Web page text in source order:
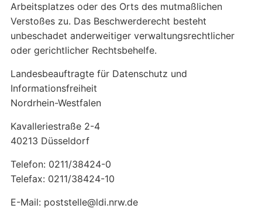
Arbeitsplatzes oder des Orts des mutmaßlichen
Verstoßes zu. Das Beschwerderecht besteht
unbeschadet anderweitiger verwaltungsrechtlicher
oder gerichtlicher Rechtsbehelfe.
Landesbeauftragte für Datenschutz und
Informationsfreiheit
Nordrhein-Westfalen
Kavalleriestraße 2-4
40213 Düsseldorf
Telefon: 0211/38424-0
Telefax: 0211/38424-10
E-Mail: poststelle@ldi.nrw.de